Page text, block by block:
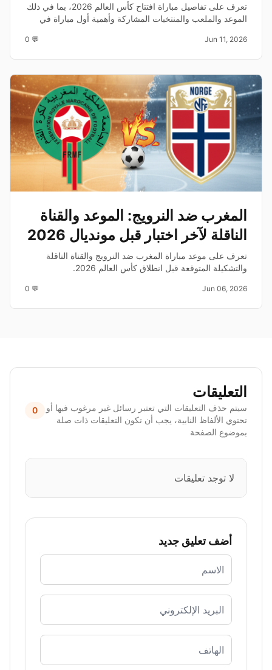
تعرف على تفاصيل مباراة افتتاح كأس العالم 2026، بما في ذلك
الموعد والملعب والمنتخبات المشاركة وأهمية أول مباراة في
Jun 11, 2026
💬 0
المغرب ضد النرويج: الموعد والقناة
الناقلة لآخر اختبار قبل مونديال 2026
تعرف على موعد مباراة المغرب ضد النرويج والقناة الناقلة
والتشكيلة المتوقعة قبل انطلاق كأس العالم 2026.
Jun 06, 2026
💬 0
التعليقات
سيتم حذف التعليقات التي تعتبر رسائل غير مرغوب فيها أو
تحتوي الألفاظ النابية، يجب أن تكون التعليقات ذات صلة
بموضوع الصفحة
0
لا توجد تعليقات
أضف تعليق جديد